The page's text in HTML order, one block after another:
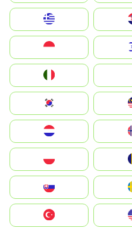
Magyarország
South Korea
United States